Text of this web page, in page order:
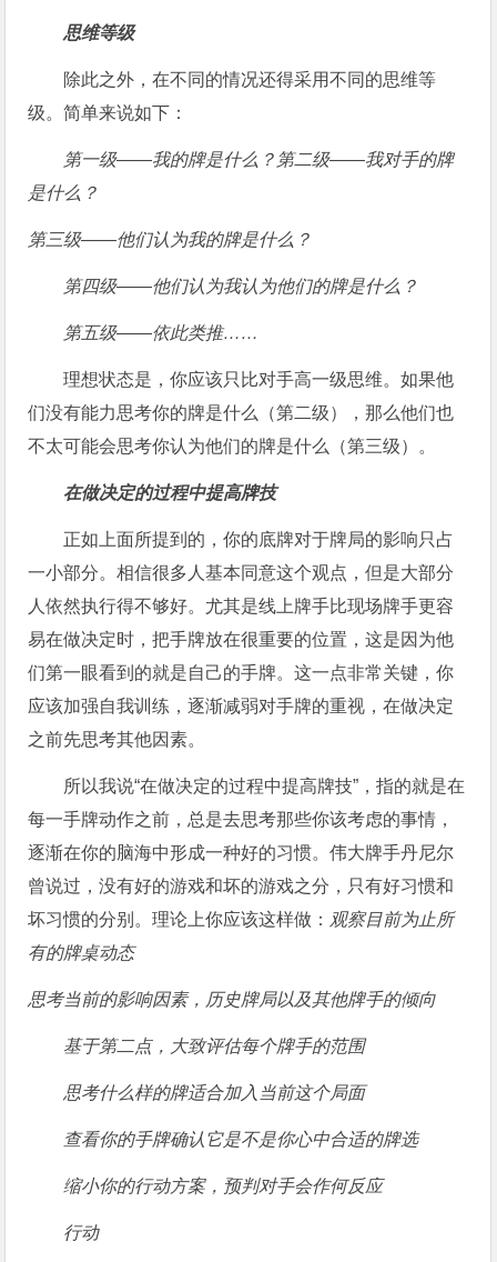
思维等级
除此之外，在不同的情况还得采用不同的思维等
级。简单来说如下：
第一级——我的牌是什么？ 第二级——我对手的牌
是什么？
第三级——他们认为我的牌是什么？
第四级——他们认为我认为他们的牌是什么？
第五级——依此类推……
理想状态是，你应该只比对手高一级思维。如果他
们没有能力思考你的牌是什么（第二级），那么他们也
不太可能会思考你认为他们的牌是什么（第三级）。
在做决定的过程中提高牌技
正如上面所提到的，你的底牌对于牌局的影响只占
一小部分。相信很多人基本同意这个观点，但是大部分
人依然执行得不够好。尤其是线上牌手比现场牌手更容
易在做决定时，把手牌放在很重要的位置，这是因为他
们第一眼看到的就是自己的手牌。这一点非常关键，你
应该加强自我训练，逐渐减弱对手牌的重视，在做决定
之前先思考其他因素。
所以我说“在做决定的过程中提高牌技”，指的就是在
每一手牌动作之前，总是去思考那些你该考虑的事情，
逐渐在你的脑海中形成一种好的习惯。伟大牌手丹尼尔
曾说过，没有好的游戏和坏的游戏之分，只有好习惯和
坏习惯的分别。理论上你应该这样做： 观察目前为止所
有的牌桌动态
思考当前的影响因素，历史牌局以及其他牌手的倾向
基于第二点，大致评估每个牌手的范围
思考什么样的牌适合加入当前这个局面
查看你的手牌确认它是不是你心中合适的牌选
缩小你的行动方案，预判对手会作何反应
行动